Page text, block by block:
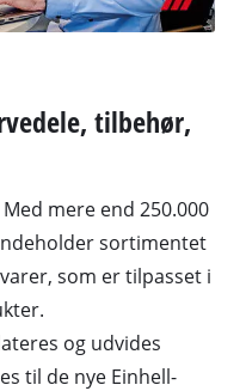
tilbehør,
mere end 250.000
sortimentet
som er tilpasset i
og udvides
til de nye Einhell-